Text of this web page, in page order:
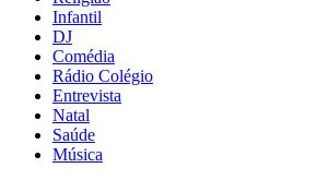
Infantil
DJ
Comédia
Rádio Colégio
Entrevista
Natal
Saúde
Música